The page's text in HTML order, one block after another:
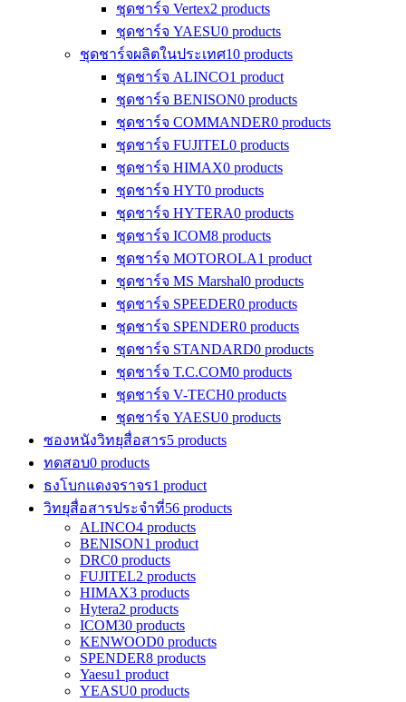
ชุดชาร์จ Vertex2 products
ชุดชาร์จ YAESU0 products
ชุดชาร์จผลิตในประเทศ10 products
ชุดชาร์จ ALINCO1 product
ชุดชาร์จ BENISON0 products
ชุดชาร์จ COMMANDER0 products
ชุดชาร์จ FUJITEL0 products
ชุดชาร์จ HIMAX0 products
ชุดชาร์จ HYT0 products
ชุดชาร์จ HYTERA0 products
ชุดชาร์จ ICOM8 products
ชุดชาร์จ MOTOROLA1 product
ชุดชาร์จ MS Marshal0 products
ชุดชาร์จ SPEEDER0 products
ชุดชาร์จ SPENDER0 products
ชุดชาร์จ STANDARD0 products
ชุดชาร์จ T.C.COM0 products
ชุดชาร์จ V-TECH0 products
ชุดชาร์จ YAESU0 products
ซองหนังวิทยุสื่อสาร5 products
ทดสอบ0 products
ธงโบกแดงจราจร1 product
วิทยุสื่อสารประจำที่56 products
ALINCO4 products
BENISON1 product
DRC0 products
FUJITEL2 products
HIMAX3 products
Hytera2 products
ICOM30 products
KENWOOD0 products
SPENDER8 products
Yaesu1 product
YEASU0 products